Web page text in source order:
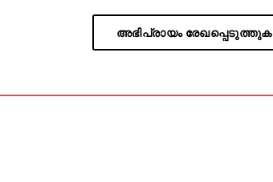
അഭിപ്രായം രേഖപ്പെടുത്തുക